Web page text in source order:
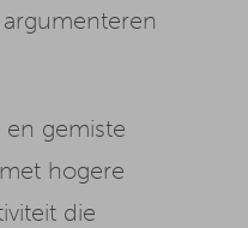
gemiste
hogere
die